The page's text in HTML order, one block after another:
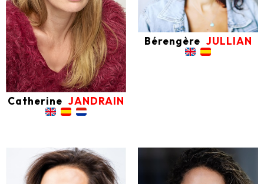
Catherine JANDRAIN
Bérengère JULLIAN